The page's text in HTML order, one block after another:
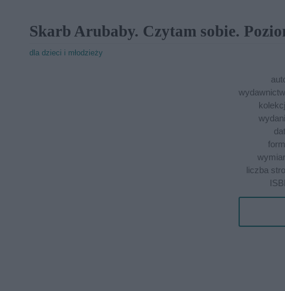
Skarb Arubaby. Czytam sobie.
dla dzieci i młodzieży
liczba